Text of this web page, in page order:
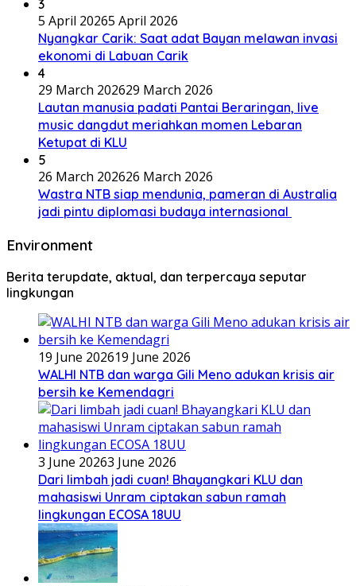
3
5 April 20265 April 2026
Nyangkar Carik: Saat adat Bayan melawan invasi
ekonomi di Labuan Carik
4
29 March 202629 March 2026
Lautan manusia padati Pantai Beraringan, live
music dangdut meriahkan momen Lebaran
Ketupat di KLU
5
26 March 202626 March 2026
Wastra NTB siap mendunia, pameran di Australia
jadi pintu diplomasi budaya internasional
Environment
Berita terupdate, aktual, dan terpercaya seputar
lingkungan
19 June 202619 June 2026
WALHI NTB dan warga Gili Meno adukan krisis air
bersih ke Kemendagri
3 June 20263 June 2026
Dari limbah jadi cuan! Bhayangkari KLU dan
mahasiswi Unram ciptakan sabun ramah
lingkungan ECOSA 18UU